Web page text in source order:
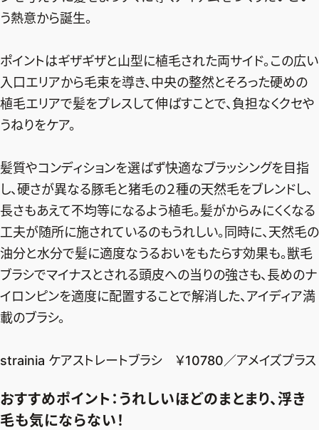
う熱意から誕生。
ポイントはギザギザと山型に植毛された両サイド。この広い
入口エリアから毛束を導き、中央の整然とそろった硬めの
植毛エリアで髪をプレスして伸ばすことで、負担なくクセや
うねりをケア。
髪質やコンディションを選ばず快適なブラッシングを目指
し、硬さが異なる豚毛と猪毛の２種の天然毛をブレンドし、
長さもあえて不均等になるよう植毛。髪がからみにくくなる
工夫が随所に施されているのもうれしい。同時に、天然毛の
油分と水分で髪に適度なうるおいをもたらす効果も。獣毛
ブラシでマイナスとされる頭皮への当りの強さも、長めのナ
イロンピンを適度に配置することで解消した、アイディア満
載のブラシ。
strainia ケアストレートブラシ ￥10780／アメイズプラス
おすすめポイント：うれしいほどのまとまり、浮き
毛も気にならない！